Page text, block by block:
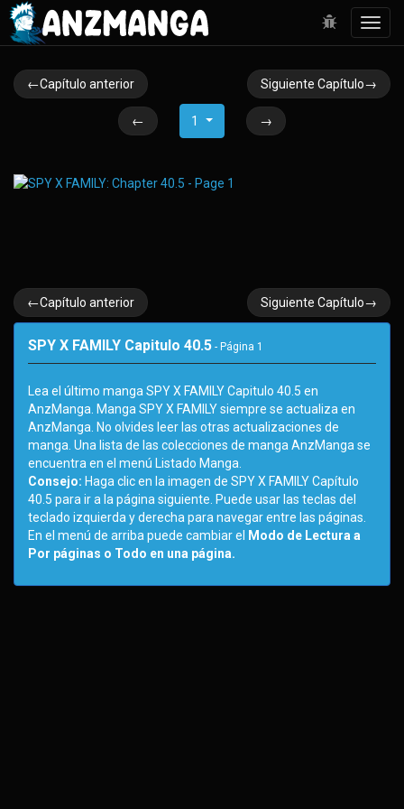
←Capítulo anterior Siguiente Capítulo→
← 1 →
←Capítulo anterior Siguiente Capítulo→
SPY X FAMILY Capitulo 40.5 - Página 1
Lea el último manga SPY X FAMILY Capitulo 40.5 en
AnzManga. Manga SPY X FAMILY siempre se actualiza en
AnzManga. No olvides leer las otras actualizaciones de
manga. Una lista de las colecciones de manga AnzManga se
encuentra en el menú Listado Manga.
Consejo: Haga clic en la imagen de SPY X FAMILY Capítulo
40.5 para ir a la página siguiente. Puede usar las teclas del
teclado izquierda y derecha para navegar entre las páginas.
En el menú de arriba puede cambiar el
Modo de Lectura a
Por páginas o Todo en una página.